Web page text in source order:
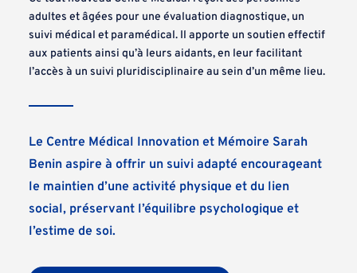
adultes et âgées pour une évaluation diagnostique, un
suivi médical et paramédical. Il apporte un soutien effectif
aux patients ainsi qu’à leurs aidants, en leur facilitant
l’accès à un suivi pluridisciplinaire au sein d’un même lieu.
Le Centre Médical Innovation et Mémoire Sarah
Benin aspire à offrir un suivi adapté encourageant
le maintien d’une activité physique et du lien
social, préservant l’équilibre psychologique et
l’estime de soi.